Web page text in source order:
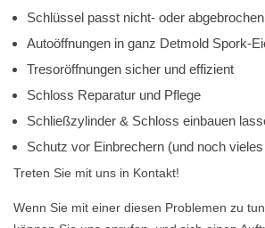
Schlüssel passt nicht- oder abgebrochen
Autoöffnungen in ganz Detmold Spork-
Tresoröffnungen sicher und effizient
Schloss Reparatur und Pflege
Schließzylinder & Schloss einbauen
Schutz vor Einbrechern (und noch
Treten Sie mit uns in Kontakt!
Wenn Sie mit einer diesen Problemen zu